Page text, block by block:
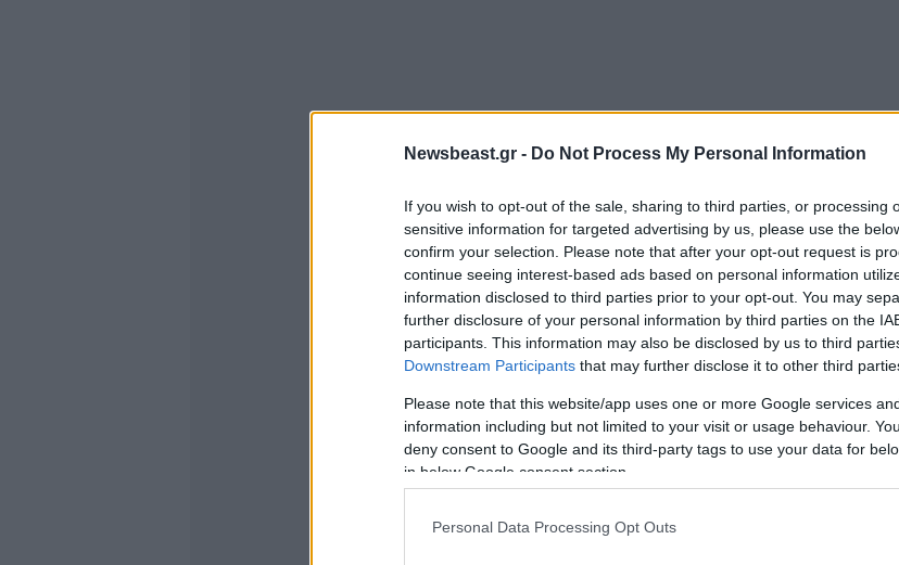
Newsbeast.gr - Do Not Process My Personal Information
If you wish to opt-out of the sale, sharing to third parties, or processing
sensitive information for targeted advertising by us, please use the
confirm your selection. Please note that after your opt-out request is
continue seeing interest-based ads based on personal information
information disclosed to third parties prior to your opt-out. You may
further disclosure of your personal information by third parties on the
participants. This information may also be disclosed by us to third
Downstream Participants that may further disclose it to other third
Please note that this website/app uses one or more Google services
information including but not limited to your visit or usage behaviour.
deny consent to Google and its third-party tags to use your data for
in below Google consent section.
Personal Data Processing Opt Outs